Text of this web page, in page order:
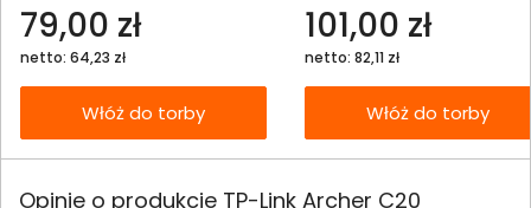
79,00 zł
netto: 64,23 zł
Włóż do torby
101,00 zł
netto: 82,11 zł
Włóż do torby
Opinie o produkcie TP-Link Archer C20